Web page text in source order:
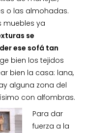
o las almohadas.
muebles ya
se
ese sofá tan
bien los tejidos
bien la casa: lana,
alguna zona del
con alfombras.
Para dar
fuerza a la